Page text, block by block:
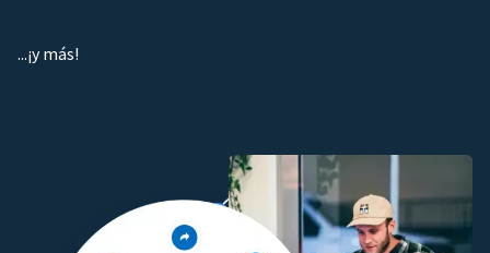
...¡y más!